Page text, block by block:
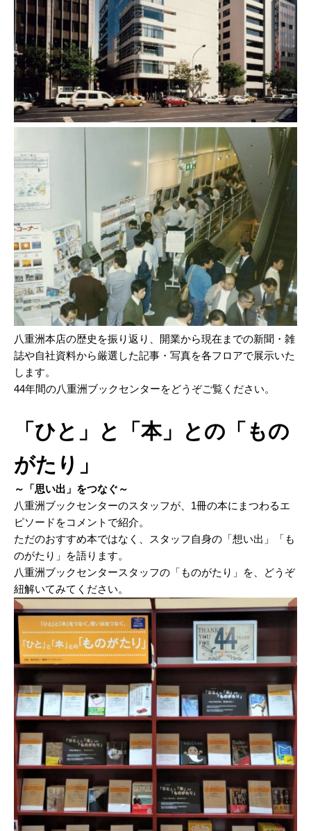
八重洲本店の歴史を振り返り、開業から現在までの新聞・雑
誌や自社資料から厳選した記事・写真を各フロアで展示いた
します。
44年間の八重洲ブックセンターをどうぞご覧ください。
「ひと」と「本」との「もの
がたり」
～「思い出」をつなぐ～
八重洲ブックセンターのスタッフが、1冊の本にまつわるエ
ピソードをコメントで紹介。
ただのおすすめ本ではなく、スタッフ自身の「想い出」「も
のがたり」を語ります。
八重洲ブックセンタースタッフの「ものがたり」を、どうぞ
紐解いてみてください。